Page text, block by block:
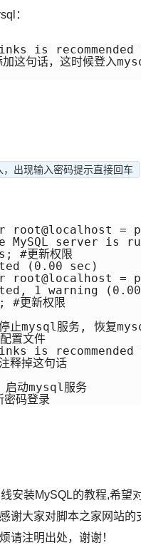
：
is
话，这时候登入
现输入密码提示直接回车
root@localhost =
The MySQL
更新权限
(0.00 sec)
root@localhost =
1 warning
更新权限
mysql服务, 恢复
文件
is
掉这句话
动mysql服务
码登录
安装MySQL的教程,希望
谢大家对脚本之家网站的
请注明出处，谢谢！